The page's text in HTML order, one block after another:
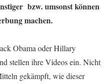
bzw. umsonst können
machen.
Obama oder Hillary
stellen ihre Videos ein. Nicht
gekämpft, wie dieser